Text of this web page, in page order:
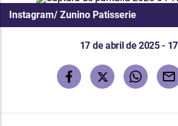
Instagram/ Zunino Patisserie
17 de abril de 2025 -